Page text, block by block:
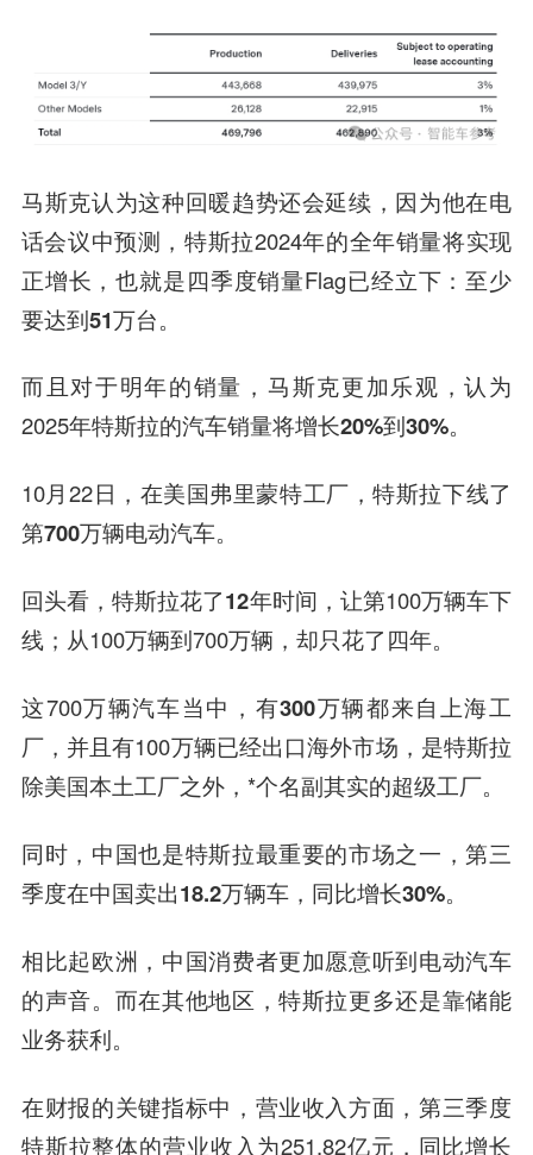
马斯克认为这种回暖趋势还会延续，因为他在电
话会议中预测，特斯拉2024年的全年销量将实现
正增长 ，也就是四季度销量Flag已经立下：至少
要达到51万台。
而且对于明年的销量，马斯克更加乐观，认为
2025年特斯拉的汽车销量将增长20%到30%。
10月22日，在美国弗里蒙特工厂，特斯拉下线了
第700万辆电动汽车。
回头看，特斯拉花了12年时间，让第100万辆车下
线；从100万辆到700万辆，却只花了四年。
这700万辆汽车当中，有300万辆都来自上海工
厂，并且有100万辆已经出口海外市场，是特斯拉
除美国本土工厂之外，*个名副其实的超级工厂。
同时，中国也是特斯拉最重要的市场之一，第三
季度在中国卖出18.2万辆车，同比增长30%。
相比起欧洲，中国消费者更加愿意听到电动汽车
的声音。而在其他地区，特斯拉更多还是靠储能
业务获利。
在财报的关键指标中，营业收入方面，第三季度
特斯拉整体的营业收入为251.82亿元，同比增长